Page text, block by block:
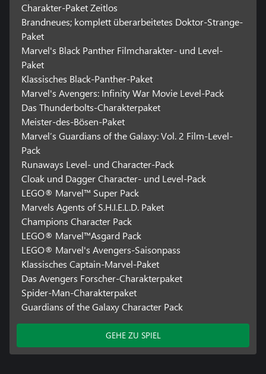
Charakter-Paket Zeitlos
Brandneues; komplett überarbeitetes Doktor-Strange-
Paket
Marvel's Black Panther Filmcharakter- und Level-
Paket
Klassisches Black-Panther-Paket
Marvel's Avengers: Infinity War Movie Level-Pack
Das Thunderbolts-Charakterpaket
Meister-des-Bösen-Paket
Marvel’s Guardians of the Galaxy: Vol. 2 Film-Level-
Pack
Runaways Level- und Character-Pack
Cloak und Dagger Character- und Level-Pack
LEGO® Marvel™ Super Pack
Marvels Agents of S.H.I.E.L.D. Paket
Champions Character Pack
LEGO® Marvel™Asgard Pack
LEGO® Marvel's Avengers-Saisonpass
Klassisches Captain-Marvel-Paket
Das Avengers Forscher-Charakterpaket
Spider-Man-Charakterpaket
Guardians of the Galaxy Character Pack
GEHE ZU SPIEL